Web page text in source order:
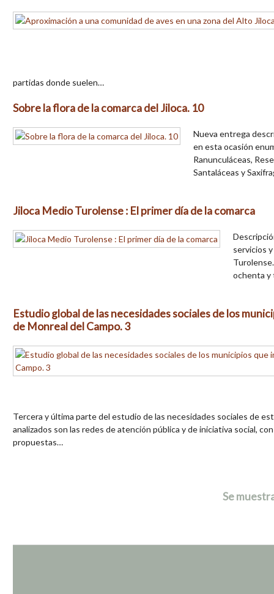
partidas donde suelen…
Sobre la flora de la comarca del Jiloca. 10
Nueva entrega
en esta ocasión
Ranunculáceas,
Santaláceas y
Jiloca Medio Turolense : El primer día de la comarca
servicios
ochenta y
Estudio global de las necesidades sociales de los
de Monreal del Campo. 3
Tercera y última parte del estudio de las necesidades sociales de
analizados son las redes de atención pública y de iniciativa social,
propuestas…
Se